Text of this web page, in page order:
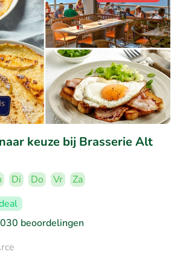
keuze bij Brasserie Alt
Di Do Vr
Za
beoordelingen